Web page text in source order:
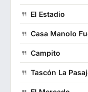
El Estadio
Casa Manolo
Campito
Tascón La